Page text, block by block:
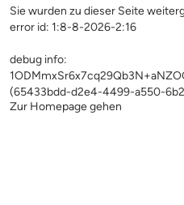
Sie wurden zu dieser Seite
error id: 1:8-8-2026-2:16
debug info:
(65433bdd-d2e4-4499-a550-
Zur Homepage gehen